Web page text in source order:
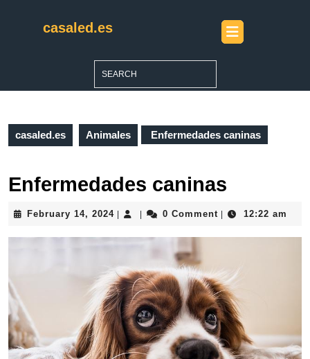
casaled.es
Open
Button
casaled.es Animales Enfermedades caninas
Enfermedades caninas
February 14, 2024February
2024
0 Comment 12:22 am